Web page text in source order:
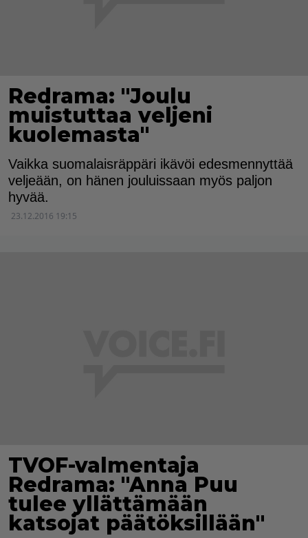
Redrama: "Joulu
muistuttaa veljeni
kuolemasta"
Vaikka suomalaisräppäri ikävöi edesmennyttää
veljeään, on hänen jouluissaan myös paljon
hyvää.
23.12.2016 19:15
TVOF-valmentaja
Redrama: "Anna Puu
tulee yllättämään
katsojat päätöksillään"